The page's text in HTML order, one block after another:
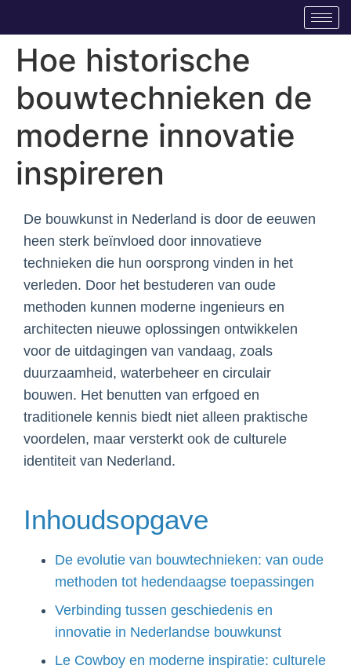
Hoe historische
bouwtechnieken de
moderne innovatie
inspireren
De bouwkunst in Nederland is door de eeuwen
heen sterk beïnvloed door innovatieve
technieken die hun oorsprong vinden in het
verleden. Door het bestuderen van oude
methoden kunnen moderne ingenieurs en
architecten nieuwe oplossingen ontwikkelen
voor de uitdagingen van vandaag, zoals
duurzaamheid, waterbeheer en circulair
bouwen. Het benutten van erfgoed en
traditionele kennis biedt niet alleen praktische
voordelen, maar versterkt ook de culturele
identiteit van Nederland.
Inhoudsopgave
De evolutie van bouwtechnieken: van oude
methoden tot hedendaagse toepassingen
Verbinding tussen geschiedenis en
innovatie in Nederlandse bouwkunst
Le Cowboy en moderne inspiratie: culturele